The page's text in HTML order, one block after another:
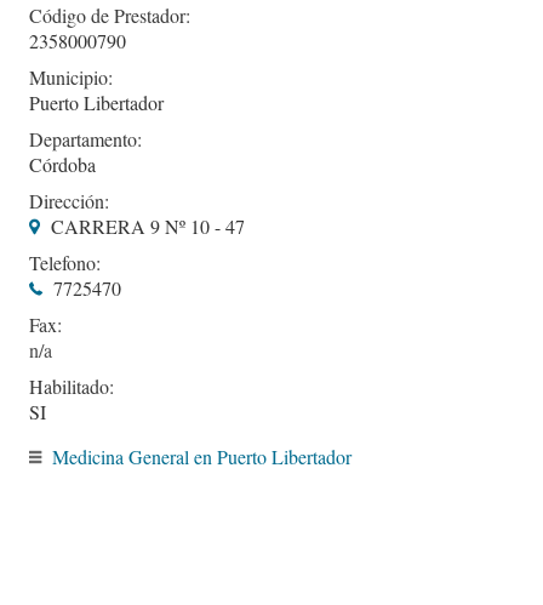
Código de Prestador:
2358000790
Municipio:
Puerto Libertador
Departamento:
Córdoba
Dirección:
CARRERA 9 Nº 10 - 47
Telefono:
7725470
Fax:
Habilitado:
SI
Medicina General en Puerto Libertador